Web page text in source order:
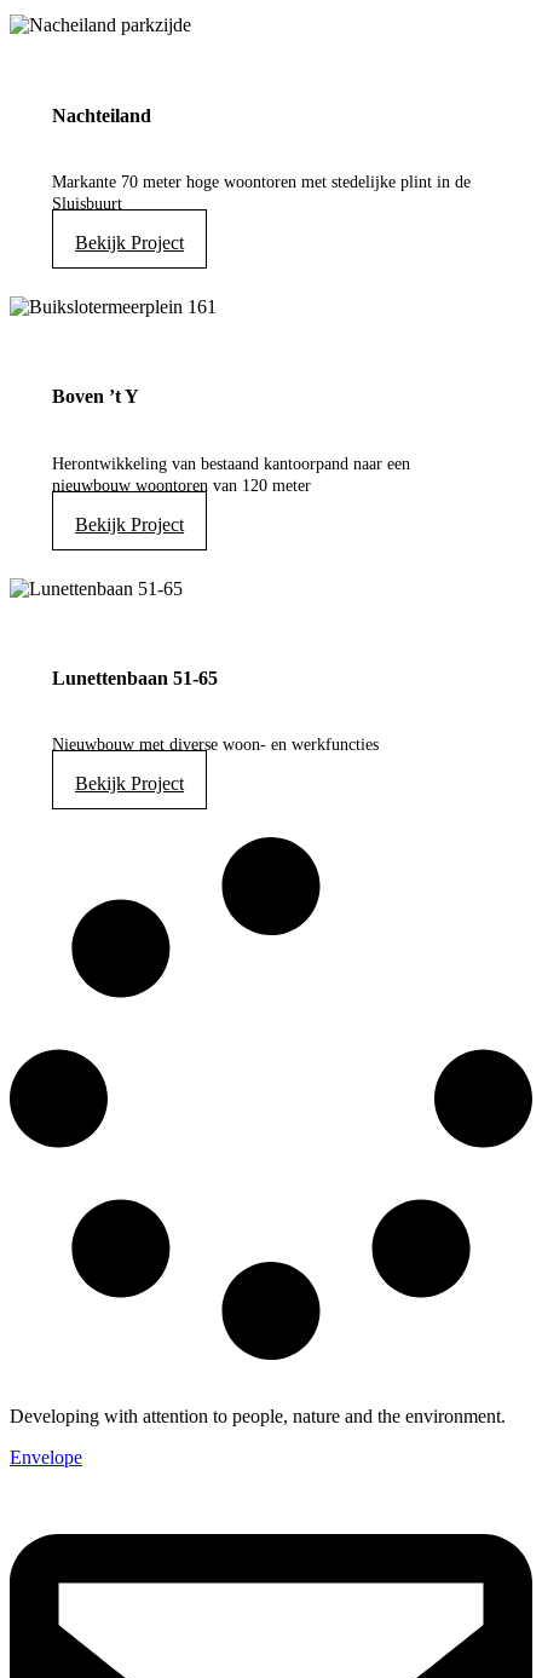
Nachteiland
Markante 70 meter hoge woontoren met stedelijke plint in de
Sluisbuurt
Bekijk Project
Boven ’t Y
Herontwikkeling van bestaand kantoorpand naar een
nieuwbouw woontoren van 120 meter
Bekijk Project
Lunettenbaan 51-65
Nieuwbouw met diverse woon- en werkfuncties
Bekijk Project
Developing with attention to people, nature and the environment.
Envelope